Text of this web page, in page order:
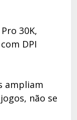
30K,
DPI
ampliam
não se